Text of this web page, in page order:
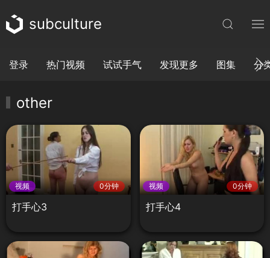
subculture
登录 热门视频 试试手气 发现更多 图集 分
other
视频 0分钟
打手心3
视频 0分钟
打手心4